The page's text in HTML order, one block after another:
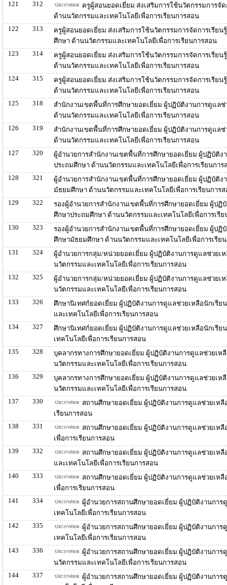
121
312
ครูผู้สอนยอดเยี่ยม ส่งเสริมการใช้นวัตกรรมการจั
ด้านนวัตกรรมและเทคโนโลยีเพื่อการเรียนการสอน
122
313
ครูผู้สอนยอดเยี่ยม ส่งเสริมการใช้นวัตกรรมการจัดการเรีย
ศึกษา ด้านนวัตกรรมและเทคโนโลยีเพื่อการเรียนการสอน
123
314
ครูผู้สอนยอดเยี่ยม ส่งเสริมการใช้นวัตกรรมการจัดการเรีย
ด้านนวัตกรรมและเทคโนโลยีเพื่อการเรียนการสอน
124
315
ครูผู้สอนยอดเยี่ยม ส่งเสริมการใช้นวัตกรรมการจัดการเรีย
ด้านนวัตกรรมและเทคโนโลยีเพื่อการเรียนการสอน
125
318
สำนักงานเขตพื้นที่การศึกษายอดเยี่ยม ผู้ปฏิบัติงานการดูแล
ด้านนวัตกรรมและเทคโนโลยีเพื่อการเรียนการสอน
126
319
สำนักงานเขตพื้นที่การศึกษายอดเยี่ยม ผู้ปฏิบัติงานการดูแล
ด้านนวัตกรรมและเทคโนโลยีเพื่อการเรียนการสอน
127
320
ผู้อำนวยการสำนักงานเขตพื้นที่การศึกษายอดเยี่ยม ผู้ปฏิบัติ
ประถมศึกษา ด้านนวัตกรรมและเทคโนโลยีเพื่อการเรียนการ
128
321
ผู้อำนวยการสำนักงานเขตพื้นที่การศึกษายอดเยี่ยม ผู้ปฏิบัติ
มัธยมศึกษา ด้านนวัตกรรมและเทคโนโลยีเพื่อการเรียนการ
129
322
รองผู้อำนวยการสำนักงานเขตพื้นที่การศึกษายอดเยี่ยม ผู้ป
ศึกษาประถมศึกษา ด้านนวัตกรรมและเทคโนโลยีเพื่อการเรีย
130
323
รองผู้อำนวยการสำนักงานเขตพื้นที่การศึกษายอดเยี่ยม ผู้ป
ศึกษามัธยมศึกษา ด้านนวัตกรรมและเทคโนโลยีเพื่อการเรีย
131
324
ผู้อำนวยการกลุ่ม/หน่วยยอดเยี่ยม ผู้ปฏิบัติงานการดูแลช่วย
นวัตกรรมและเทคโนโลยีเพื่อการเรียนการสอน
132
325
ผู้อำนวยการกลุ่ม/หน่วยยอดเยี่ยม ผู้ปฏิบัติงานการดูแลช่วย
นวัตกรรมและเทคโนโลยีเพื่อการเรียนการสอน
133
326
ศึกษานิเทศก์ยอดเยี่ยม ผู้ปฏิบัติงานการดูแลช่วยเหลือนักเรี
และเทคโนโลยีเพื่อการเรียนการสอน
134
327
ศึกษานิเทศก์ยอดเยี่ยม ผู้ปฏิบัติงานการดูแลช่วยเหลือนักเรี
เทคโนโลยีเพื่อการเรียนการสอน
135
328
บุคลากรทางการศึกษายอดเยี่ยม ผู้ปฏิบัติงานการดูแลช่วยเ
นวัตกรรมและเทคโนโลยีเพื่อการเรียนการสอน
136
329
บุคลากรทางการศึกษายอดเยี่ยม ผู้ปฏิบัติงานการดูแลช่วยเ
นวัตกรรมและเทคโนโลยีเพื่อการเรียนการสอน
137
330
สถานศึกษายอดเยี่ยม ผู้ปฏิบัติงานการดูแลช่วยเห
เรียนการสอน
138
331
สถานศึกษายอดเยี่ยม ผู้ปฏิบัติงานการดูแลช่วยเห
เพื่อการเรียนการสอน
139
332
สถานศึกษายอดเยี่ยม ผู้ปฏิบัติงานการดูแลช่วยเห
และเทคโนโลยีเพื่อการเรียนการสอน
140
333
สถานศึกษายอดเยี่ยม ผู้ปฏิบัติงานการดูแลช่วยเห
เพื่อการเรียนการสอน
141
334
ผู้อำนวยการสถานศึกษายอดเยี่ยม ผู้ปฏิบัติงานกา
เทคโนโลยีเพื่อการเรียนการสอน
142
335
ผู้อำนวยการสถานศึกษายอดเยี่ยม ผู้ปฏิบัติงานกา
เทคโนโลยีเพื่อการเรียนการสอน
143
336
ผู้อำนวยการสถานศึกษายอดเยี่ยม ผู้ปฏิบัติงานกา
นวัตกรรมและเทคโนโลยีเพื่อการเรียนการสอน
144
337
ผู้อำนวยการสถานศึกษายอดเยี่ยม ผู้ปฏิบัติงานกา